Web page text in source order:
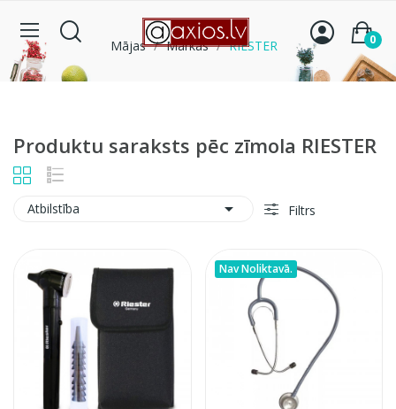
0
Mājas Markas RIESTER
Produktu saraksts pēc zīmola RIESTER
Atbilstība  Filtrs
Nav Noliktavā.